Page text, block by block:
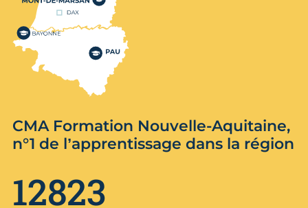
CMA Formation Nouvelle-Aquitaine,
n°1 de l’apprentissage dans la région
12823